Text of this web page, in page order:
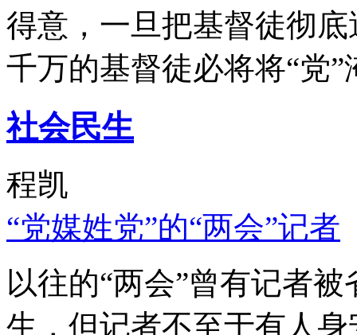
得意，一旦把基督徒彻
千万的基督徒必将将“党”
社会民生
程凯
“党媒姓党”的“两会”记者
以往的“两会”曾有记者
生，但记者不至于有人